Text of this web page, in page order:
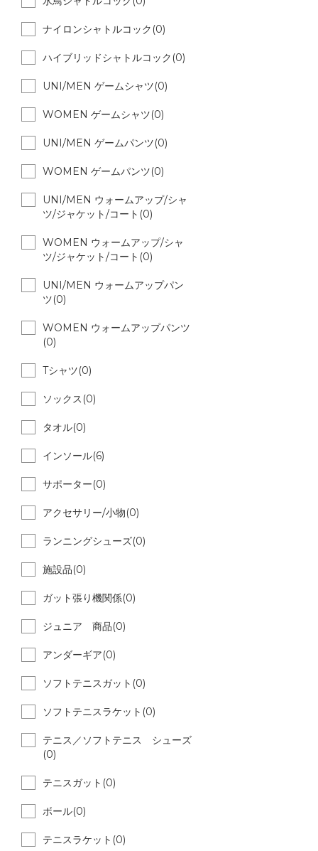
ナイロンシャトルコック(0)
ハイブリッドシャトルコック(0)
UNI/MEN ゲームシャツ(0)
WOMEN ゲームシャツ(0)
UNI/MEN ゲームパンツ(0)
WOMEN ゲームパンツ(0)
UNI/MEN ウォームアップ/シャ
ツ/ジャケット/コート(0)
WOMEN ウォームアップ/シャ
ツ/ジャケット/コート(0)
UNI/MEN ウォームアップパン
ツ(0)
WOMEN ウォームアップパンツ
(0)
Tシャツ(0)
ソックス(0)
タオル(0)
インソール(6)
サポーター(0)
アクセサリー/小物(0)
ランニングシューズ(0)
施設品(0)
ガット張り機関係(0)
ジュニア 商品(0)
アンダーギア(0)
ソフトテニスガット(0)
ソフトテニスラケット(0)
テニス／ソフトテニス シューズ
(0)
テニスガット(0)
ボール(0)
テニスラケット(0)